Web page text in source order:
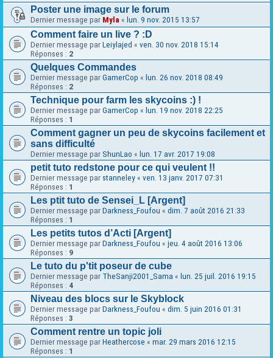
e
Poster une image sur le forum
Dernier message par Myla « lun. 9 nov. 2015 13:57
Comment faire un live ? :D
Dernier message par Leiylajed « ven. 30 nov. 2018 15:14
Réponses : 2
Quelques Commandes
Dernier message par GamerCop « lun. 26 nov. 2018 08:49
Réponses : 2
Technique pour farm les skycoins :) !
Dernier message par GamerCop « lun. 19 nov. 2018 22:25
Réponses : 1
Comment gagner un peu de skycoins facilement et
sans difficulté
Dernier message par ShunLao « lun. 17 avr. 2017 19:08
petit tuto redstone pour ce qui veulent !!
Dernier message par stanneley « ven. 13 janv. 2017 07:31
Réponses : 1
Les ptit tuto de Sensei_L [Argent]
Dernier message par Darkness_Foufou « dim. 7 août 2016 21:33
Réponses : 1
Les petits tutos d’Acti [Argent]
Dernier message par Darkness_Foufou « jeu. 4 août 2016 13:06
Réponses : 9
Le tuto du p'tit poseur de cube
Dernier message par TheSanji2001_Sama « lun. 25 juil. 2016 19:15
Réponses : 4
Niveau des blocs sur le Skyblock
Dernier message par Darkness_Foufou « dim. 5 juin 2016 01:31
Réponses : 3
Comment rentre un topic joli
Dernier message par Heathercose « mar. 29 mars 2016 12:15
Réponses : 1